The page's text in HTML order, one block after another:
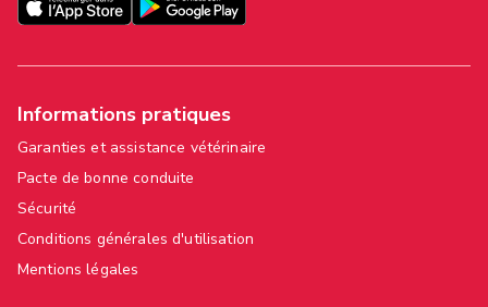
Informations pratiques
Garanties et assistance vétérinaire
Pacte de bonne conduite
Sécurité
Conditions générales d'utilisation
Mentions légales